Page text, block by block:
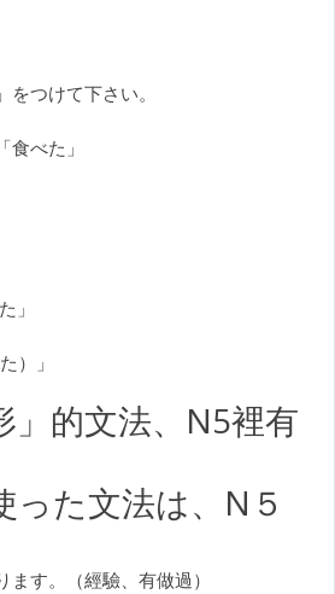
をつけて下さい。
べた」
」
）」
」的文法、N5裡有
った文法は、N５
す。（經驗、有做過）